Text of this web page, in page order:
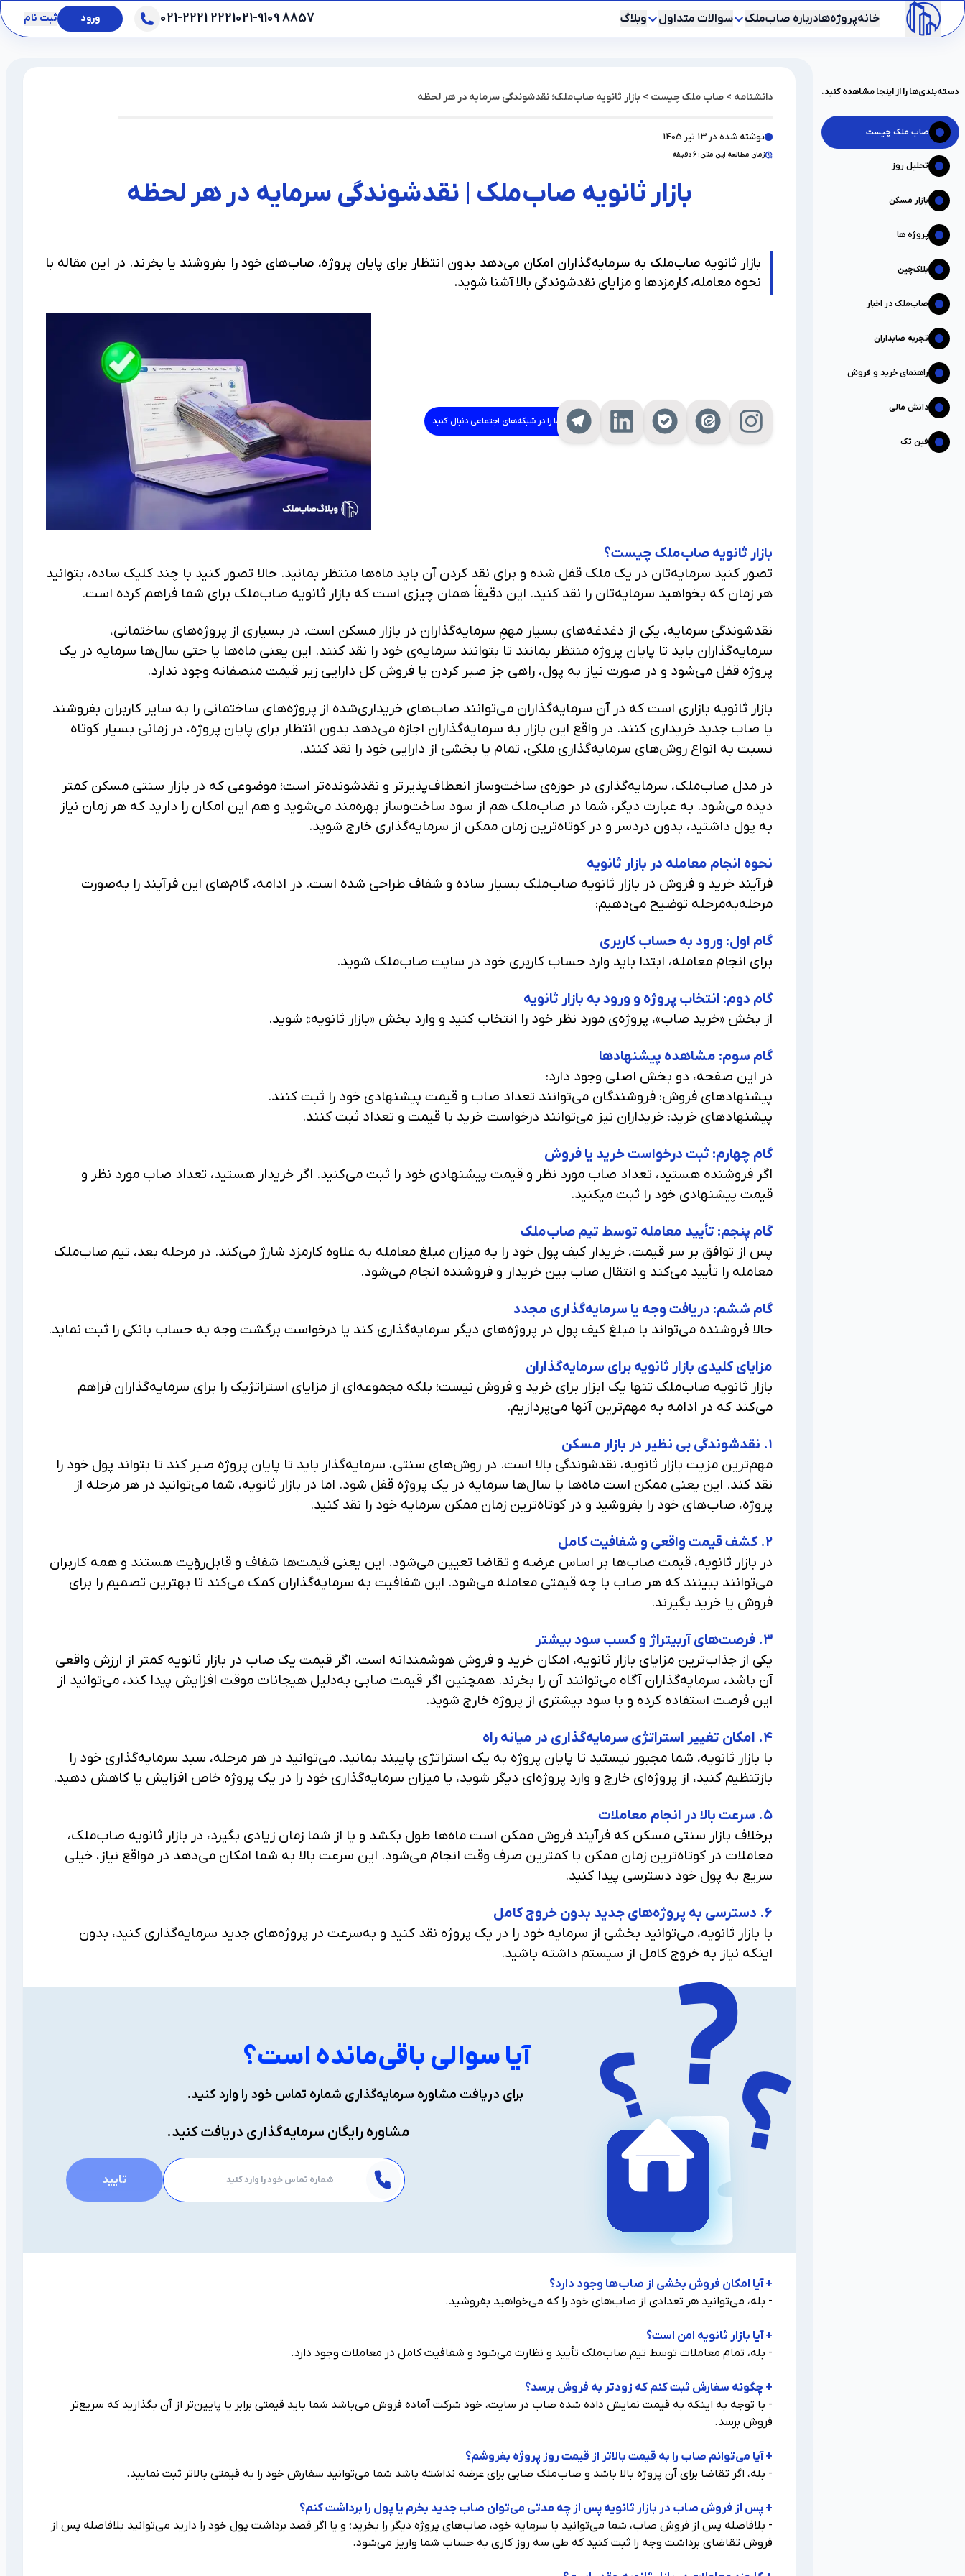
خانهپروژه‌هادرباره صاب‌ملک سوالات متداول وبلاگ 021-2221 2221021-9109 8857 ورود ثبت نام
دسته‌بندی‌ها را از اینجا مشاهده کنید.
صاب ملک چیست
تحلیل روز
بازار مسکن
پروژه ها
بلاک‌چین
صاب‌ملک در اخبار
تجربه صابداران
راهنمای خرید و فروش
دانش مالی
فین تک
دانشنامه > صاب ملک چیست > بازار ثانویه صاب‌ملک؛ نقدشوندگی سرمایه در هر لحظه
نوشته شده در 13 تیر 1405
زمان مطالعه این متن: 6دقیقه
بازار ثانویه صاب‌ملک چیست؟بازار ثانویه صاب‌ملک | نقدشوندگی سرمایه در هر لحظه
بازار ثانویه صاب‌ملک به سرمایه‌گذاران امکان می‌دهد بدون انتظار برای پایان پروژه، صاب‌های خود را بفروشند یا بخرند. در این مقاله با
نحوه معامله، کارمزدها و مزایای نقدشوندگی بالا آشنا شوید.
ما را در شبکه‌های اجتماعی دنبال کنید
بازار ثانویه صاب‌ملک چیست؟
تصور کنید سرمایه‌تان در یک ملک قفل شده و برای نقد کردن آن باید ماه‌ها منتظر بمانید. حالا تصور کنید با چند کلیک ساده، بتوانید
هر زمان که بخواهید سرمایه‌تان را نقد کنید. این دقیقاً همان چیزی است که بازار ثانویه صاب‌ملک برای شما فراهم کرده است.
نقدشوندگی سرمایه، یکی از دغدغه‌های بسیار مهمِ سرمایه‌گذاران در بازار مسکن است. در بسیاری از پروژه‌های ساختمانی،
سرمایه‌گذاران باید تا پایان پروژه منتظر بمانند تا بتوانند سرمایه‌ی خود را نقد کنند. این یعنی ماه‌ها یا حتی سال‌ها سرمایه در یک
پروژه قفل می‌شود و در صورت نیاز به پول، راهی جز صبر کردن یا فروش کل دارایی زیر قیمت منصفانه وجود ندارد.
بازار ثانویه بازاری است که در آن سرمایه‌گذاران می‌توانند صاب‌های خریداری‌شده از پروژه‌های ساختمانی را به سایر کاربران بفروشند
یا صاب جدید خریداری کنند. در واقع این بازار به سرمایه‌گذاران اجازه می‌دهد بدون انتظار برای پایان پروژه، در زمانی بسیار کوتاه
نسبت به انواع روش‌های سرمایه‌گذاری ملکی، تمام یا بخشی از دارایی خود را نقد کنند.
در مدل صاب‌ملک، سرمایه‌گذاری در حوزه‌ی ساخت‌وساز انعطاف‌پذیرتر و نقدشونده‌تر است؛ موضوعی که در بازار سنتی مسکن کمتر
دیده می‌شود. به عبارت دیگر، شما در صاب‌ملک هم از سود ساخت‌وساز بهره‌مند می‌شوید و هم این امکان را دارید که هر زمان نیاز
به پول داشتید، بدون دردسر و در کوتاه‌ترین زمان ممکن از سرمایه‌گذاری خارج شوید.
نحوه انجام معامله در بازار ثانویه
فرآیند خرید و فروش در بازار ثانویه صاب‌ملک بسیار ساده و شفاف طراحی شده است. در ادامه، گام‌های این فرآیند را به‌صورت
مرحله‌به‌مرحله توضیح می‌دهیم:
گام اول: ورود به حساب کاربری
برای انجام معامله، ابتدا باید وارد حساب کاربری خود در سایت صاب‌ملک شوید.
گام دوم: انتخاب پروژه و ورود به بازار ثانویه
از بخش «خرید صاب»، پروژه‌ی مورد نظر خود را انتخاب کنید و وارد بخش «بازار ثانویه» شوید.
گام سوم: مشاهده پیشنهادها
در این صفحه، دو بخش اصلی وجود دارد:
پیشنهادهای فروش: فروشندگان می‌توانند تعداد صاب و قیمت پیشنهادی خود را ثبت کنند.
پیشنهادهای خرید: خریداران نیز می‌توانند درخواست خرید با قیمت و تعداد ثبت کنند.
گام چهارم: ثبت درخواست خرید یا فروش
اگر فروشنده هستید، تعداد صاب مورد نظر و قیمت پیشنهادی خود را ثبت می‌کنید. اگر خریدار هستید، تعداد صاب مورد نظر و
قیمت پیشنهادی خود را ثبت میکنید.
گام پنجم: تأیید معامله توسط تیم صاب‌ملک
پس از توافق بر سر قیمت، خریدار کیف پول خود را به میزان مبلغ معامله به علاوه کارمزد شارژ می‌کند. در مرحله بعد، تیم صاب‌ملک
معامله را تأیید می‌کند و انتقال صاب بین خریدار و فروشنده انجام می‌شود.
گام ششم: دریافت وجه یا سرمایه‌گذاری مجدد
حالا فروشنده می‌تواند با مبلغ کیف پول در پروژه‌های دیگر سرمایه‌گذاری کند یا درخواست برگشت وجه به حساب بانکی را ثبت نماید.
مزایای کلیدی بازار ثانویه برای سرمایه‌گذاران
بازار ثانویه صاب‌ملک تنها یک ابزار برای خرید و فروش نیست؛ بلکه مجموعه‌ای از مزایای استراتژیک را برای سرمایه‌گذاران فراهم
می‌کند که در ادامه به مهم‌ترین آنها می‌پردازیم.
۱. نقدشوندگی بی نظیر در بازار مسکن
مهم‌ترین مزیت بازار ثانویه، نقدشوندگی بالا است. در روش‌های سنتی، سرمایه‌گذار باید تا پایان پروژه صبر کند تا بتواند پول خود را
نقد کند. این یعنی ممکن است ماه‌ها یا سال‌ها سرمایه در یک پروژه قفل شود. اما در بازار ثانویه، شما می‌توانید در هر مرحله از
پروژه، صاب‌های خود را بفروشید و در کوتاه‌ترین زمان ممکن سرمایه خود را نقد کنید.
۲. کشف قیمت واقعی و شفافیت کامل
در بازار ثانویه، قیمت صاب‌ها بر اساس عرضه و تقاضا تعیین می‌شود. این یعنی قیمت‌ها شفاف و قابل‌رؤیت هستند و همه کاربران
می‌توانند ببینند که هر صاب با چه قیمتی معامله می‌شود. این شفافیت به سرمایه‌گذاران کمک می‌کند تا بهترین تصمیم را برای
فروش یا خرید بگیرند.
۳. فرصت‌های آربیتراژ و کسب سود بیشتر
یکی از جذاب‌ترین مزایای بازار ثانویه، امکان خرید و فروش هوشمندانه است. اگر قیمت یک صاب در بازار ثانویه کمتر از ارزش واقعی
آن باشد، سرمایه‌گذاران آگاه می‌توانند آن را بخرند. همچنین اگر قیمت صابی به‌دلیل هیجانات موقت افزایش پیدا کند، می‌توانید از
این فرصت استفاده کرده و با سود بیشتری از پروژه خارج شوید.
۴. امکان تغییر استراتژی سرمایه‌گذاری در میانه راه
با بازار ثانویه، شما مجبور نیستید تا پایان پروژه به یک استراتژی پایبند بمانید. می‌توانید در هر مرحله، سبد سرمایه‌گذاری خود را
بازتنظیم کنید، از پروژه‌ای خارج و وارد پروژه‌ای دیگر شوید، یا میزان سرمایه‌گذاری خود را در یک پروژه خاص افزایش یا کاهش دهید.
۵. سرعت بالا در انجام معاملات
برخلاف بازار سنتی مسکن که فرآیند فروش ممکن است ماه‌ها طول بکشد و یا از شما زمان زیادی بگیرد، در بازار ثانویه صاب‌ملک،
معاملات در کوتاه‌ترین زمان ممکن با کمترین صرف وقت انجام می‌شود. این سرعت بالا به شما امکان می‌دهد در مواقع نیاز، خیلی
سریع به پول خود دسترسی پیدا کنید.
۶. دسترسی به پروژه‌های جدید بدون خروج کامل
با بازار ثانویه، می‌توانید بخشی از سرمایه خود را در یک پروژه نقد کنید و به‌سرعت در پروژه‌های جدید سرمایه‌گذاری کنید، بدون
اینکه نیاز به خروج کامل از سیستم داشته باشید.
آیا سوالی باقی‌مانده است؟
برای دریافت مشاوره سرمایه‌گذاری شماره تماس خود را وارد کنید.
مشاوره رایگان سرمایه‌گذاری دریافت کنید.
تایید
+ آیا امکان فروش بخشی از صاب‌ها وجود دارد؟
- بله، می‌توانید هر تعدادی از صاب‌های خود را که می‌خواهید بفروشید.
+ آیا بازار ثانویه امن است؟
- بله، تمام معاملات توسط تیم صاب‌ملک تأیید و نظارت می‌شود و شفافیت کامل در معاملات وجود دارد.
+ چگونه سفارش ثبت کنم که زودتر به فروش برسد؟
- با توجه به اینکه به قیمت نمایش داده شده صاب در سایت، خود شرکت آماده فروش می‌باشد شما باید قیمتی برابر یا پایین‌تر از آن بگذارید که سریع‌تر
فروش برسد.
+ آیا می‌توانم صاب را به قیمت بالاتر از قیمت روز پروژه بفروشم؟
- بله، اگر تقاضا برای آن پروژه بالا باشد و صاب‌ملک صابی برای عرضه نداشته باشد شما می‌توانید سفارش خود را به قیمتی بالاتر ثبت نمایید.
+ پس از فروش صاب در بازار ثانویه پس از چه مدتی می‌توان صاب جدید بخرم یا پول را برداشت کنم؟
- بلافاصله پس از فروش صاب، شما می‌توانید با سرمایه خود، صاب‌های پروژه دیگر را بخرید؛ و یا اگر قصد برداشت پول خود را دارید می‌توانید بلافاصله پس از
فروش تقاضای برداشت وجه را ثبت کنید که طی سه روز کاری به حساب شما واریز می‌شود.